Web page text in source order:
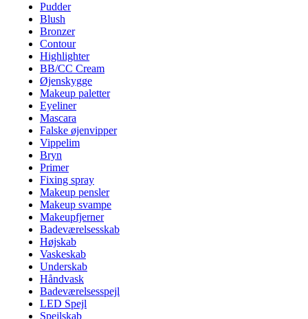
Pudder
Blush
Bronzer
Contour
Highlighter
BB/CC Cream
Øjenskygge
Makeup paletter
Eyeliner
Mascara
Falske øjenvipper
Vippelim
Bryn
Primer
Fixing spray
Makeup pensler
Makeup svampe
Makeupfjerner
Badeværelsesskab
Højskab
Vaskeskab
Underskab
Håndvask
Badeværelsesspejl
LED Spejl
Spejlskab